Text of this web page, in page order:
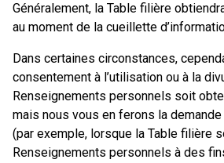
Généralement, la Table filière
au moment de la cueillette
Dans certaines circonstances,
consentement à l’utilisation ou à la
Renseignements personnels soit
mais nous vous en ferons la
(par exemple, lorsque la Table filière
Renseignements personnels à des